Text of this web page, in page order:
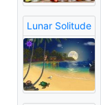
Lunar Solitude